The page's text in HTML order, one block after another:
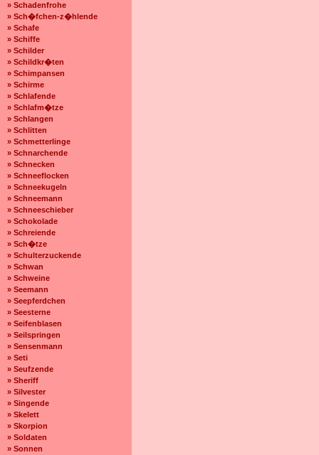
» Schadenfrohe
» Sch�fchen-z�hlende
» Schafe
» Schiffe
» Schilder
» Schildkr�ten
» Schimpansen
» Schirme
» Schlafende
» Schlafm�tze
» Schlangen
» Schlitten
» Schmetterlinge
» Schnarchende
» Schnecken
» Schneeflocken
» Schneekugeln
» Schneemann
» Schneeschieber
» Schokolade
» Schreiende
» Sch�tze
» Schulterzuckende
» Schwan
» Schweine
» Seemann
» Seepferdchen
» Seesterne
» Seifenblasen
» Seilspringen
» Sensenmann
» Seti
» Seufzende
» Sheriff
» Silvester
» Singende
» Skelett
» Skorpion
» Soldaten
» Sonnen